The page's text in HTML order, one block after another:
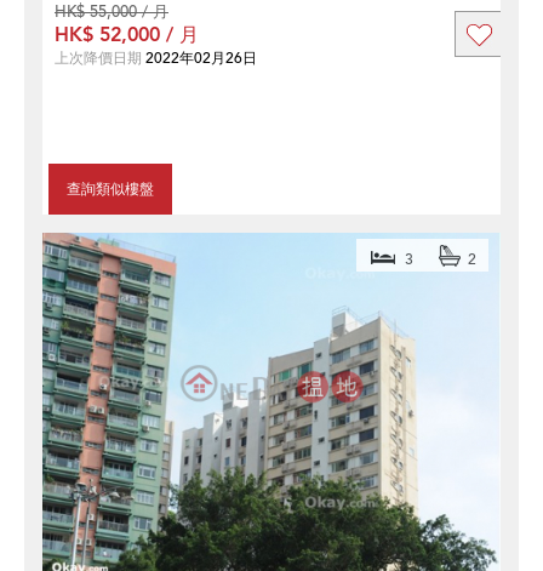
查詢類似樓盤
HK$ 55,000 / 月
HK$ 52,000 / 月
上次降價日期 2022年02月26日
3 2